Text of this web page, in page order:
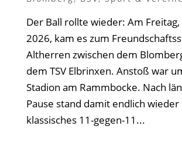
Der Ball rollte wieder: Am
2026, kam es zum
Altherren zwischen dem
dem TSV Elbrinxen. Anstoß war
Stadion am Rammbocke. Nach
Pause stand damit endlich wieder
klassisches 11-gegen-11...